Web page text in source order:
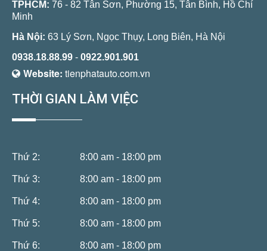
TPHCM: 76 - 82 Tân Sơn, Phường 15, Tân Bình, Hồ Chí
Minh
Hà Nội: 63 Lý Sơn, Ngọc Thụy, Long Biên, Hà Nội
0938.18.88.99 - 0922.901.901
Website: tienphatauto.com.vn
THỜI GIAN LÀM VIỆC
Thứ 2: 8:00 am - 18:00 pm
Thứ 3: 8:00 am - 18:00 pm
Thứ 4: 8:00 am - 18:00 pm
Thứ 5: 8:00 am - 18:00 pm
Thứ 6: 8:00 am - 18:00 pm